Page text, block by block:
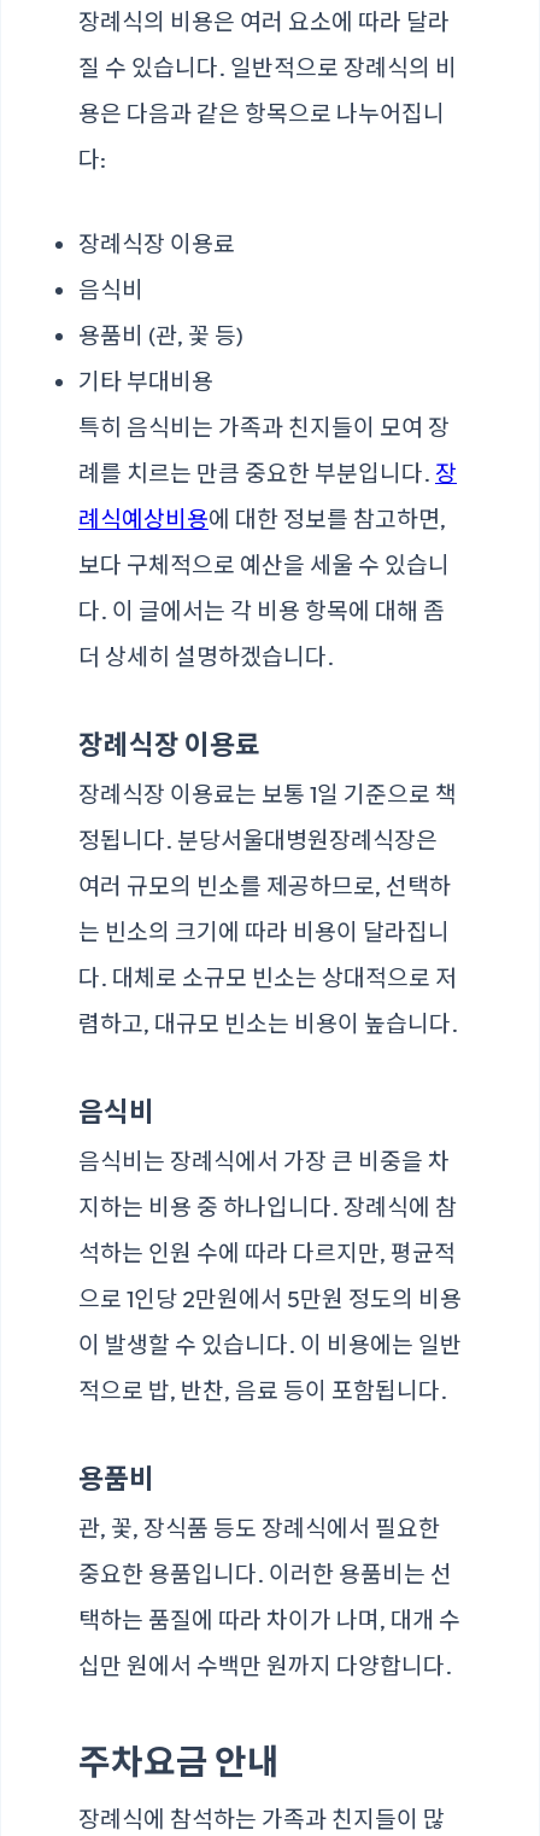
장례식의 비용은 여러 요소에 따라 달라
질 수 있습니다. 일반적으로 장례식의 비
용은 다음과 같은 항목으로 나누어집니
다:
장례식장 이용료
음식비
용품비 (관, 꽃 등)
기타 부대비용
특히 음식비는 가족과 친지들이 모여 장
례를 치르는 만큼 중요한 부분입니다. 장
례식예상비용에 대한 정보를 참고하면,
보다 구체적으로 예산을 세울 수 있습니
다. 이 글에서는 각 비용 항목에 대해 좀
더 상세히 설명하겠습니다.
장례식장 이용료
장례식장 이용료는 보통 1일 기준으로 책
정됩니다. 분당서울대병원장례식장은
여러 규모의 빈소를 제공하므로, 선택하
는 빈소의 크기에 따라 비용이 달라집니
다. 대체로 소규모 빈소는 상대적으로 저
렴하고, 대규모 빈소는 비용이 높습니다.
음식비
음식비는 장례식에서 가장 큰 비중을 차
지하는 비용 중 하나입니다. 장례식에 참
석하는 인원 수에 따라 다르지만, 평균적
으로 1인당 2만원에서 5만원 정도의 비용
이 발생할 수 있습니다. 이 비용에는 일반
적으로 밥, 반찬, 음료 등이 포함됩니다.
용품비
관, 꽃, 장식품 등도 장례식에서 필요한
중요한 용품입니다. 이러한 용품비는 선
택하는 품질에 따라 차이가 나며, 대개 수
십만 원에서 수백만 원까지 다양합니다.
주차요금 안내
장례식에 참석하는 가족과 친지들이 많